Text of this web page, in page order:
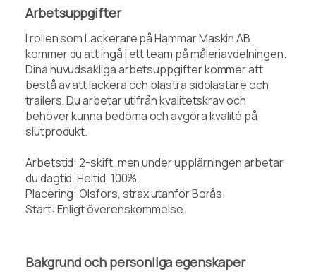
Arbetsuppgifter
I rollen som Lackerare på Hammar Maskin AB
kommer du att ingå i ett team på måleriavdelningen.
Dina huvudsakliga arbetsuppgifter kommer att
bestå av att lackera och blästra sidolastare och
trailers. Du arbetar utifrån kvalitetskrav och
behöver kunna bedöma och avgöra kvalité på
slutprodukt.
Arbetstid: 2-skift, men under upplärningen arbetar
du dagtid. Heltid, 100%.
Placering: Olsfors, strax utanför Borås.
Start: Enligt överenskommelse.
Bakgrund och personliga egenskaper